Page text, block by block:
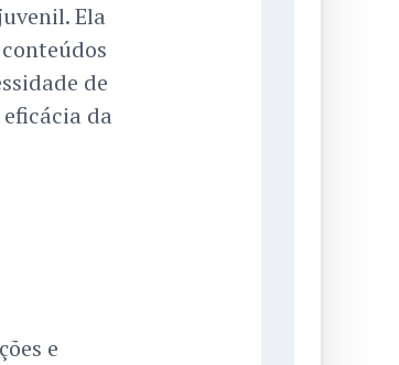
Ela
de
da
e